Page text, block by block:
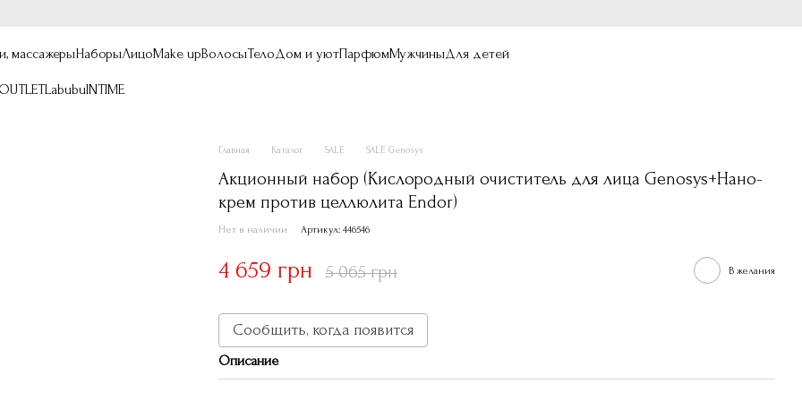
массажерыНаборыЛицоMake upВолосыТелоДом и уютПарфюмМужчиныДля детей
OUTLETLabubuINTIME
Главная Каталог SALE SALE Genosys
Акционный набор (Кислородный очиститель для лица Genosys+Нано-
крем против целлюлита Endor)
Нет в наличии Артикул: 446546
4 659 грн 5 065 грн В желания
Сообщить, когда появится
Описание